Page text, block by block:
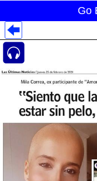
Go
Despliegues
Despliegues
Despliegues